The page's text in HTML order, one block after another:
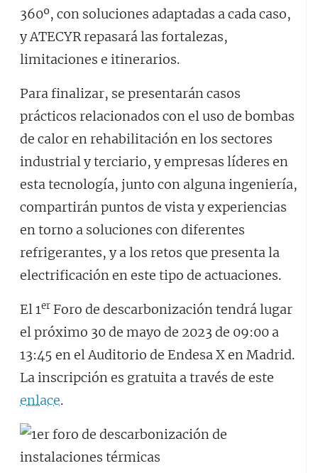
360º, con soluciones adaptadas a cada caso,
y ATECYR repasará las fortalezas,
limitaciones e itinerarios.
Para finalizar, se presentarán casos
prácticos relacionados con el uso de bombas
de calor en rehabilitación en los sectores
industrial y terciario, y empresas líderes en
esta tecnología, junto con alguna ingeniería,
compartirán puntos de vista y experiencias
en torno a soluciones con diferentes
refrigerantes, y a los retos que presenta la
electrificación en este tipo de actuaciones.
El 1er Foro de descarbonización tendrá lugar
el próximo 30 de mayo de 2023 de 09:00 a
13:45 en el Auditorio de Endesa X en Madrid.
La inscripción es gratuita a través de este
enlace.